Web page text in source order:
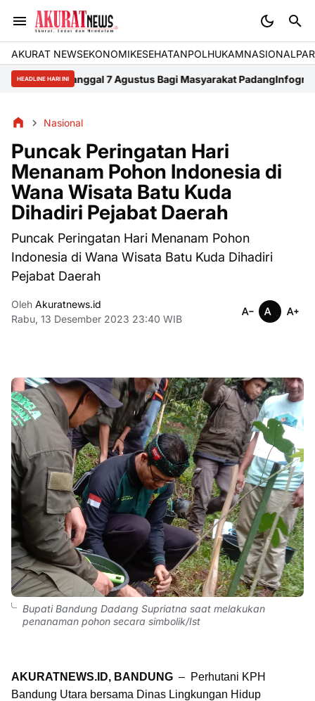
AKURAT NEWSEKONOMIKESEHATANPOLHUKAMNASIONAL
HEADLINE HARI INI
Tanggal 7 Agustus Bagi Masyarakat PadangInfografis
Nasional
Puncak Peringatan Hari
Menanam Pohon Indonesia di
Wana Wisata Batu Kuda
Dihadiri Pejabat Daerah
Puncak Peringatan Hari Menanam Pohon
Indonesia di Wana Wisata Batu Kuda Dihadiri
Pejabat Daerah
Oleh Akuratnews.id
Rabu, 13 Desember 2023 23:40 WIB
Bupati Bandung Dadang Supriatna saat melakukan
penanaman pohon secara simbolik/Ist
AKURATNEWS.ID, BANDUNG – Perhutani KPH
Bandung Utara bersama Dinas Lingkungan Hidup